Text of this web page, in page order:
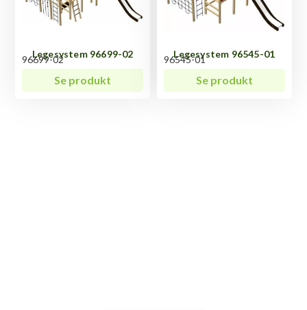
Legesystem 96699-02
96699-02
Se produkt
Legesystem 96545-01
96545-01
Se produkt